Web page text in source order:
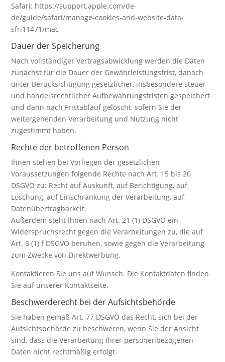
Safari: https://support.apple.com/de-
de/guide/safari/manage-cookies-and-website-data-
sfri11471/mac
Dauer der Speicherung
Nach vollständiger Vertragsabwicklung werden die Daten
zunächst für die Dauer der Gewährleistungsfrist, danach
unter Berücksichtigung gesetzlicher, insbesondere steuer-
und handelsrechtlicher Aufbewahrungsfristen gespeichert
und dann nach Fristablauf gelöscht, sofern Sie der
weitergehenden Verarbeitung und Nutzung nicht
zugestimmt haben.
Rechte der betroffenen Person
Ihnen stehen bei Vorliegen der gesetzlichen
Voraussetzungen folgende Rechte nach Art. 15 bis 20
DSGVO zu: Recht auf Auskunft, auf Berichtigung, auf
Löschung, auf Einschränkung der Verarbeitung, auf
Datenübertragbarkeit.
Außerdem steht Ihnen nach Art. 21 (1) DSGVO ein
Widerspruchsrecht gegen die Verarbeitungen zu, die auf
Art. 6 (1) f DSGVO beruhen, sowie gegen die Verarbeitung
zum Zwecke von Direktwerbung.
Kontaktieren Sie uns auf Wunsch. Die Kontaktdaten finden
Sie auf unserer Kontaktseite.
Beschwerderecht bei der Aufsichtsbehörde
Sie haben gemäß Art. 77 DSGVO das Recht, sich bei der
Aufsichtsbehörde zu beschweren, wenn Sie der Ansicht
sind, dass die Verarbeitung Ihrer personenbezogenen
Daten nicht rechtmäßig erfolgt.